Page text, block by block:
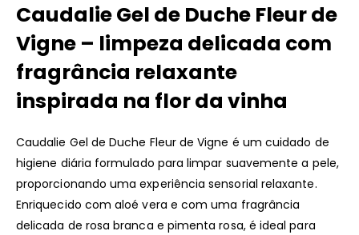
Caudalie Gel de Duche Fleur de
Vigne – limpeza delicada com
fragrância relaxante
inspirada na flor da vinha
Caudalie Gel de Duche Fleur de Vigne é um cuidado de
higiene diária formulado para limpar suavemente a pele,
proporcionando uma experiência sensorial relaxante.
Enriquecido com aloé vera e com uma fragrância
delicada de rosa branca e pimenta rosa, é ideal para